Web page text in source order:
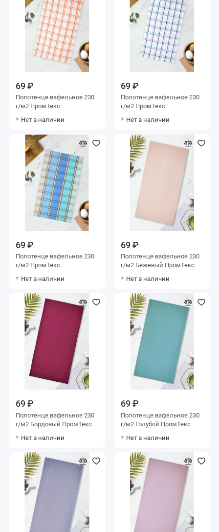
69 ₽
Полотенце вафельное 230
г/м2 ПромТекс
Нет в наличии
69 ₽
Полотенце вафельное 230
г/м2 ПромТекс
Нет в наличии
69 ₽
Полотенце вафельное 230
г/м2 ПромТекс
Нет в наличии
69 ₽
Полотенце вафельное 230
г/м2 Бежевый ПромТекс
Нет в наличии
69 ₽
Полотенце вафельное 230
г/м2 Бордовый ПромТекс
Нет в наличии
69 ₽
Полотенце вафельное 230
г/м2 Голубой ПромТекс
Нет в наличии